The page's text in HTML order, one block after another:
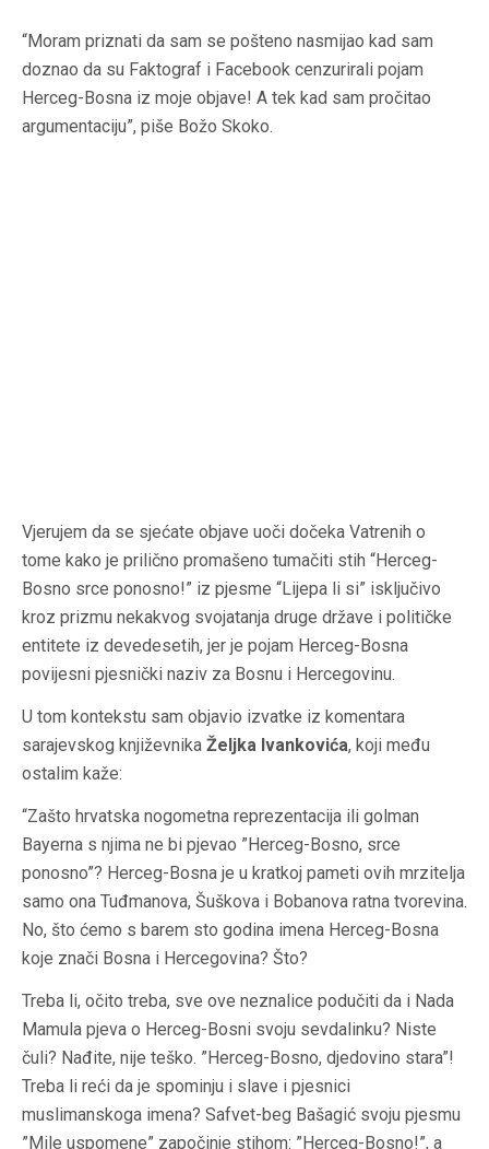
“Moram priznati da sam se pošteno nasmijao kad sam
doznao da su Faktograf i Facebook cenzurirali pojam
Herceg-Bosna iz moje objave! A tek kad sam pročitao
argumentaciju”, piše Božo Skoko.
Vjerujem da se sjećate objave uoči dočeka Vatrenih o
tome kako je prilično promašeno tumačiti stih “Herceg-
Bosno srce ponosno!” iz pjesme “Lijepa li si” isključivo
kroz prizmu nekakvog svojatanja druge države i političke
entitete iz devedesetih, jer je pojam Herceg-Bosna
povijesni pjesnički naziv za Bosnu i Hercegovinu.
U tom kontekstu sam objavio izvatke iz komentara
sarajevskog književnika Željka Ivankovića, koji među
ostalim kaže:
“Zašto hrvatska nogometna reprezentacija ili golman
Bayerna s njima ne bi pjevao ”Herceg-Bosno, srce
ponosno”? Herceg-Bosna je u kratkoj pameti ovih mrzitelja
samo ona Tuđmanova, Šuškova i Bobanova ratna tvorevina.
No, što ćemo s barem sto godina imena Herceg-Bosna
koje znači Bosna i Hercegovina? Što?
Treba li, očito treba, sve ove neznalice podučiti da i Nada
Mamula pjeva o Herceg-Bosni svoju sevdalinku? Niste
čuli? Nađite, nije teško. ”Herceg-Bosno, djedovino stara”!
Treba li reći da je spominju i slave i pjesnici
muslimanskoga imena? Safvet-beg Bašagić svoju pjesmu
”Mile uspomene” započinje stihom: ”Herceg-Bosno!”, a